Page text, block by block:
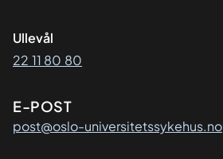
Ullevål
22 11 80 80
E-POST
post@oslo-universitetssykehus.no